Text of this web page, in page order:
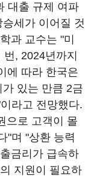
대출 규제 여파
세가 이어질 것
과 교수는 "미
, 2024년까지
에 따라 한국은
있는 만큼 2금
라고 전망했다.
으로 고객이 몰
"며 "상환 능력
금리가 급속하
지원이 필요하